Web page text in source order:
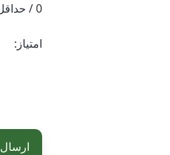
0 / حداقل: 70 حداکثر: 200 کاراکتر
امتیاز:
ارسال